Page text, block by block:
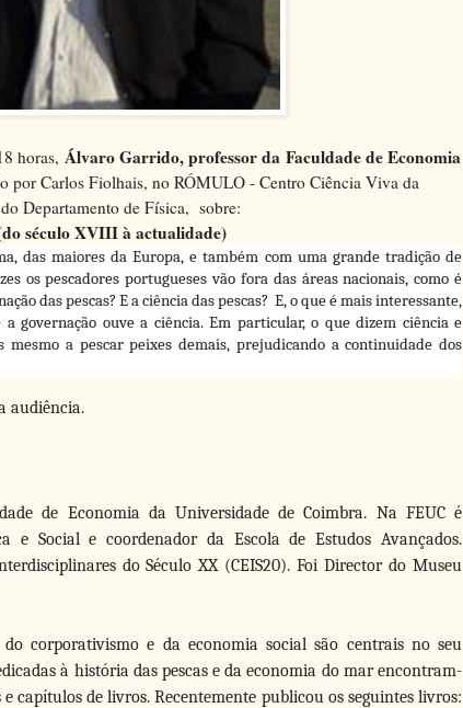
horas, Álvaro Garrido, professor da Faculdade de Economia
por Carlos Fiolhais, no RÓMULO - Centro Ciência Viva da
Departamento de Física, sobre:
século XVIII à actualidade)
das maiores da Europa, e também com uma grande tradição de
os pescadores portugueses vão fora das áreas nacionais, como é
das pescas? E a ciência das pescas? E, o que é mais interessante,
governação ouve a ciência. Em particular, o que dizem ciência e
mesmo a pescar peixes demais, prejudicando a continuidade dos
audiência.
de Economia da Universidade de Coimbra. Na FEUC é
e Social e coordenador da Escola de Estudos Avançados.
do Século XX (CEIS20). Foi Director do Museu
corporativismo e da economia social são centrais no seu
à história das pescas e da economia do mar encontram-
capítulos de livros. Recentemente publicou os seguintes livros: